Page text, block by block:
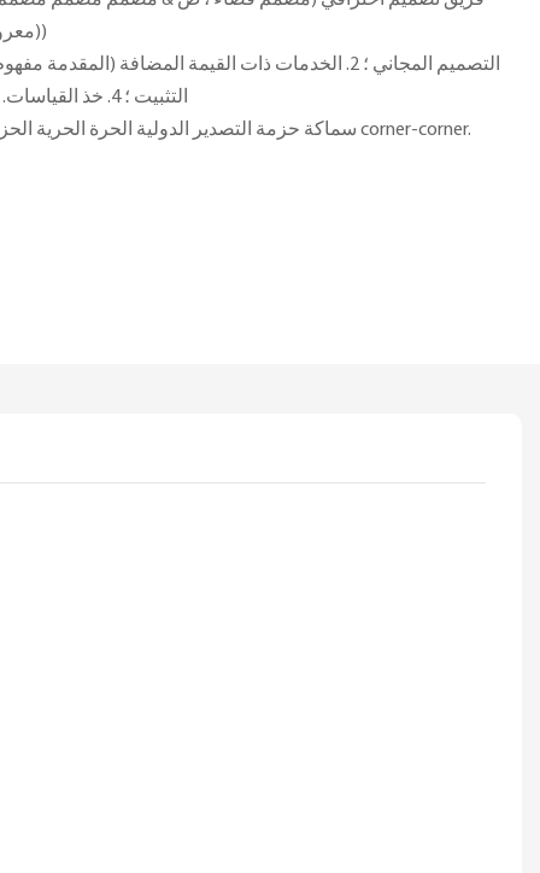
معروض) مصمم ومصمم عرض))
التثبيت ؛ 4. خذ القياسات. 5. خدمة ما بعد البيع المهنية
سماكة حزمة التصدير الدولية الحرة الحرية الحزمة-الحزمة الحزمة الحزمة corner-corner.